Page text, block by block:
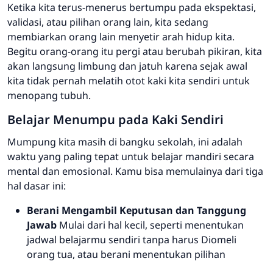
Ketika kita terus-menerus bertumpu pada ekspektasi,
validasi, atau pilihan orang lain, kita sedang
membiarkan orang lain menyetir arah hidup kita.
Begitu orang-orang itu pergi atau berubah pikiran, kita
akan langsung limbung dan jatuh karena sejak awal
kita tidak pernah melatih otot kaki kita sendiri untuk
menopang tubuh.
Belajar Menumpu pada Kaki Sendiri
Mumpung kita masih di bangku sekolah, ini adalah
waktu yang paling tepat untuk belajar mandiri secara
mental dan emosional. Kamu bisa memulainya dari tiga
hal dasar ini:
Berani Mengambil Keputusan dan Tanggung
Jawab Mulai dari hal kecil, seperti menentukan
jadwal belajarmu sendiri tanpa harus Diomeli
orang tua, atau berani menentukan pilihan